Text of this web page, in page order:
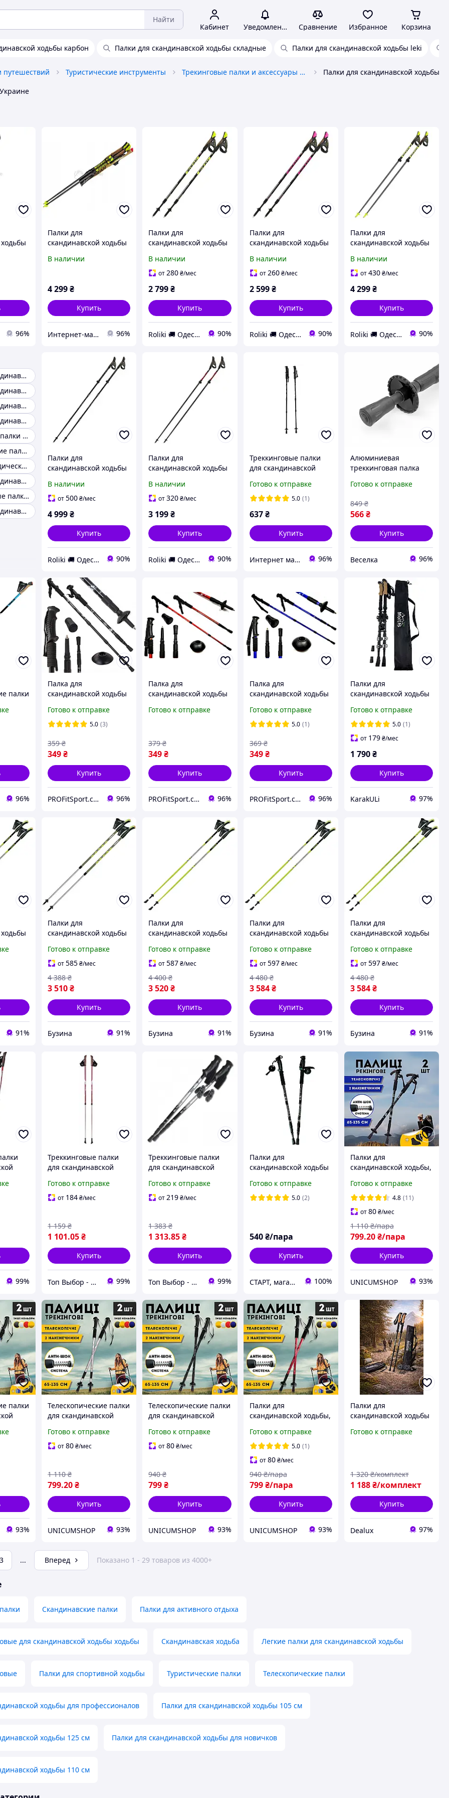
Найти
Кабинет Уведомления Сравнение Избранное Корзина
ходьбы карбон Палки для скандинавской ходьбы складные Палки для скандинавской ходьбы leki
путешествий Туристические инструменты Трекинговые палки и аксессуары к ним
96%
Палки для
скандинавской ходьбы
105-130 см
В наличии
4 299₴
Купить
Интернет-магазин Bagfactory 96%
Палки для
скандинавской ходьбы
SPEED YELLOW 2024
(8056420783063)
В наличии
от280₴/мес
2 799₴
Купить
Roliki 🚚 Одесса 90%
Палки для
скандинавской ходьбы
SPEED PINK 2023
(8056420783094)
В наличии
от260 ₴/мес
2 599 ₴
Купить
Roliki 🚚 Одесса 90%
Палки для
скандинавской ходьбы
CARBON PRO 2024
(8056420782806)
В наличии
от430₴/мес
4 299₴
Купить
Roliki 🚚 Одесса 90%
Палки для скандинавской ходьбы
Палки для скандинавской ходьбы карбон
Палки для скандинавской ходьбы складные
Палки для скандинавской ходьбы leki
Алюминиевые палки для скандинавской ходьбы
Телескопические палки для скандинавской ходьбы
Палки для нордической ходьбы
Палки для скандинавской ходьбы crivit
Трехсекционные палки для скандинавской ходьбы
Палки для скандинавской ходьбы зимой
Палки для
скандинавской ходьбы
FOLDING RFP TOURING
FOAM 2024
В наличии
от500₴/мес
4 999₴
Купить
Roliki 🚚 Одесса 90%
Палки для
скандинавской ходьбы
TEKNO RACE IMPULSE
2024 (107-120)
В наличии
от320₴/мес
3 199₴
Купить
Roliki 🚚 Одесса 90%
Треккинговые палки
для скандинавской
Польша черные
Готово к отправке
5.0 (1)
637 ₴
Купить
Интернет магазин Постелюшка (Домашний текстиль, сумки, товары для дома и отдыха) 96%
Алюминиевая
треккинговая палка
ходьбы с регулируемой
FLAME
Готово к отправке
566₴
849 ₴
Купить
Веселка 96%
палки
см с
96%
Палка для
скандинавской ходьбы
1 шт
Готово к отправке
5.0 (3)
349₴
359 ₴
Купить
PROFitSport.com.ua - Интернет-магазин спортинвентаря 96%
Палка для
скандинавской ходьбы
1 шт
Готово к отправке
349₴
379 ₴
Купить
PROFitSport.com.ua - Интернет-магазин спортинвентаря 96%
Палка для
скандинавской ходьбы
шт
Готово к отправке
5.0 (1)
349 ₴
369 ₴
Купить
PROFitSport.com.ua - Интернет-магазин спортинвентаря 96%
Палки для
скандинавской ходьбы
телескопические, с 4
видами насадок и
чехлом Flip-Lock
Готово к отправке
5.0 (1)
от 179₴/мес
1 790₴
Купить
KarakULi 97%
buzyna
91%
Палки для
скандинавской ходьбы
(7008350760000) buzyna
Готово к отправке
от585₴/мес
3 510₴
4 388 ₴
Купить
Бузина 91%
Палки для
скандинавской ходьбы
(7008341361250) buzyna
Готово к отправке
от587₴/мес
3 520₴
4 400 ₴
Купить
Бузина 91%
Палки для
скандинавской ходьбы
(7008341361350) buzyna
Готово к отправке
от597 ₴/мес
3 584 ₴
4 480 ₴
Купить
Бузина 91%
Палки для
скандинавской ходьбы
(7009341361300) buzyna
Готово к отправке
от597₴/мес
3 584₴
4 480 ₴
Купить
Бузина 91%
99%
Треккинговые палки
для скандинавской
телескопические
Tramp Fitnes TRR-011
Готово к отправке
от 184₴/мес
1 101.05₴
1 159 ₴
Купить
Топ Выбор - надежный магазин, провереный временем 99%
Треккинговые палки
для скандинавской
телескопические
Tramp Trekking TRR-003
Готово к отправке
от219₴/мес
1 313.85₴
1 383 ₴
Купить
Топ Выбор - надежный магазин, провереный временем 99%
Палки для
скандинавской ходьбы
телескопические
алюминиевые 63 135
Готово к отправке
5.0 (2)
540 ₴/пара
Купить
СТАРТ, магазин спортивных товаров 100%
Палки для
скандинавской ходьбы,
гор похода,
Туристические палки
Hechpro черные 3924-2
Готово к отправке
4.8 (11)
от80₴/мес
799.20₴/пара
1 110 ₴/пара
Купить
UNICUMSHOP 93%
палки
шт
93%
Телескопические палки
для скандинавской
треккинга
скандинавские 2 шт
Готово к отправке
от80₴/мес
799.20₴
1 110 ₴
Купить
UNICUMSHOP 93%
Телескопические палки
для скандинавской
треккинга
скандинавские 2 шт
Готово к отправке
от80₴/мес
799₴
940 ₴
Купить
UNICUMSHOP 93%
Палки для
скандинавской ходьбы,
гор похода,
Туристические палки
Hechpro красные 3924-
1
Готово к отправке
5.0 (1)
от80 ₴/мес
799 ₴/пара
940 ₴/пара
Купить
UNICUMSHOP 93%
Палки для
скандинавской ходьбы
Antishock с насадками
Готово к отправке
1 188₴/комплект
1 320 ₴/комплект
Купить
Dealux 97%
3 ... Вперед Показано 1 - 29 товаров из 4000+
Скандинавские палки Палки для активного отдыха
для скандинавской ходьбы ходьбы Скандинавская ходьба Легкие палки для скандинавской ходьбы
Палки для спортивной ходьбы Туристические палки Телескопические палки
ходьбы для профессионалов Палки для скандинавской ходьбы 105 см
ходьбы 125 см Палки для скандинавской ходьбы для новичков
ходьбы 110 см